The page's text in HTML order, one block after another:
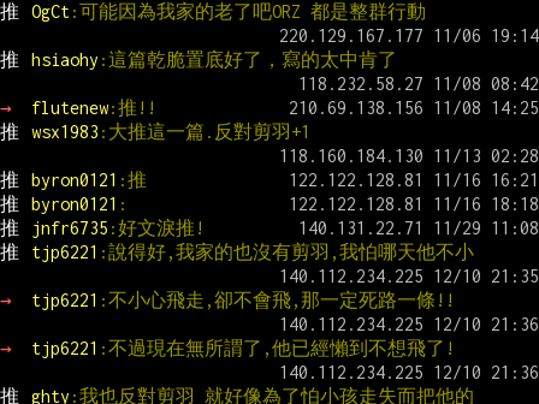
推
OgCt:可能因為我家的老了吧ORZ 都是整群行動
推 hsiaohy :這篇乾脆置底好了，寫的太中肯了
→ flutenew:推!!
推
wsx1983 :大推這一篇.反對剪羽+1
推 byron0121 :推
推
byron0121 :
推
jnfr6735 :好文淚推!
推
tjp6221 :說得好,我家的也沒有剪羽,我怕哪天他不小
→ tjp6221 :不小心飛走,卻不會飛,那一定死路一條!!
→ tjp6221 :不過現在無所謂了,他已經懶到不想飛了!
推 ghty :我也反對剪羽 就好像為了怕小孩走失而把他的